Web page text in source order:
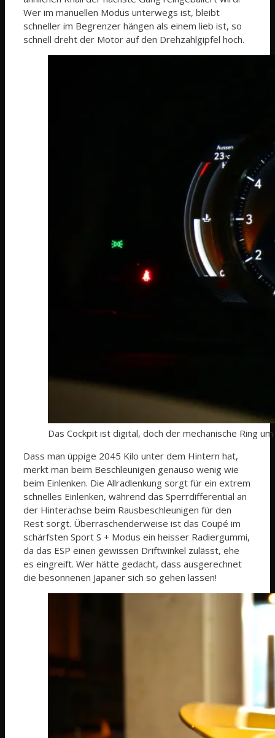
Wer im manuellen Modus unterwegs ist, bleibt
schneller im Begrenzer hängen als einem lieb ist, so
schnell dreht der Motor auf den Drehzahlgipfel hoch.
Das Cockpit ist digital, doch der mechanische Ring
Dass man üppige 2045 Kilo unter dem Hintern hat,
merkt man beim Beschleunigen genauso wenig wie
beim Einlenken. Die Allradlenkung sorgt für ein extrem
schnelles Einlenken, während das Sperrdifferential an
der Hinterachse beim Rausbeschleunigen für den
Rest sorgt. Überraschenderweise ist das Coupé im
schärfsten Sport S + Modus ein heisser Radiergummi,
da das ESP einen gewissen Driftwinkel zulässt, ehe
es eingreift. Wer hätte gedacht, dass ausgerechnet
die besonnenen Japaner sich so gehen lassen!